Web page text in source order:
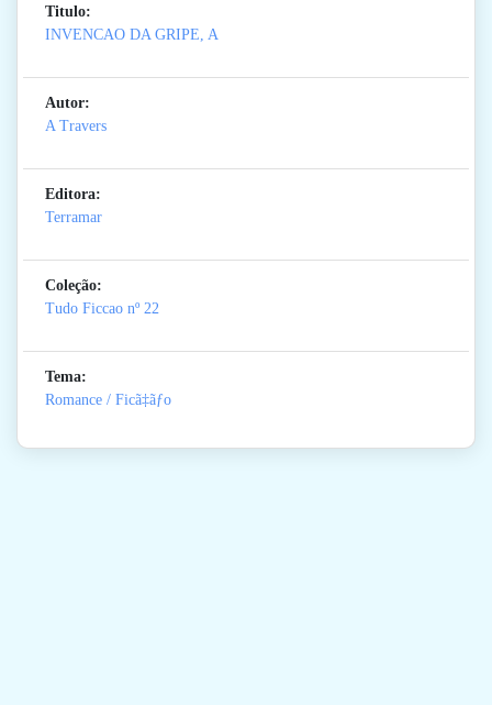
Titulo:
INVENCAO DA GRIPE, A
Autor:
A Travers
Editora:
Terramar
Coleção:
Tudo Ficcao nº 22
Tema:
Romance / Ficã‡ãƒo